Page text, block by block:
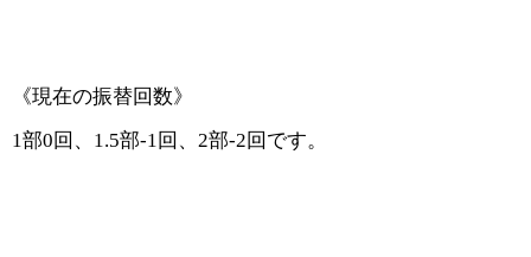
《現在の振替回数》
1部0回、1.5部-1回、2部-2回です。